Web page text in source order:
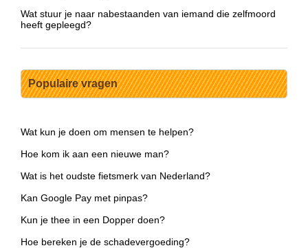
Wat stuur je naar nabestaanden van iemand die zelfmoord
heeft gepleegd?
Populaire vragen
Wat kun je doen om mensen te helpen?
Hoe kom ik aan een nieuwe man?
Wat is het oudste fietsmerk van Nederland?
Kan Google Pay met pinpas?
Kun je thee in een Dopper doen?
Hoe bereken je de schadevergoeding?